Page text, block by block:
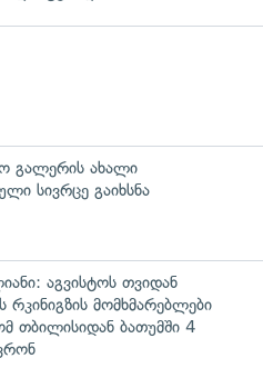
გალერის ახალი
სივრცე გაიხსნა
აგვისტოს თვიდან
მომხმარებლები
თბილისიდან ბათუმში 4